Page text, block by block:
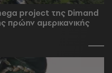
project της Dimand
πρώην αμερικανικής